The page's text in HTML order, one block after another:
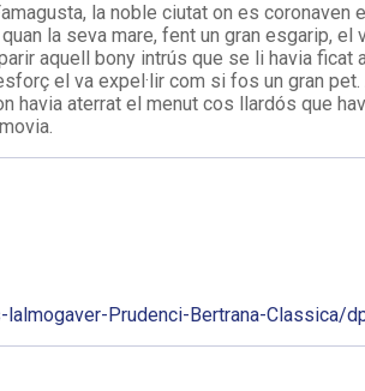
la noble ciutat on es coronaven
la seva mare, fent un gran esgarip, el
aquell bony intrús que se li havia ficat
el va expel·lir com si fos un gran
havia aterrat el menut cos llardós que
Prudenci-Bertrana-Classica/